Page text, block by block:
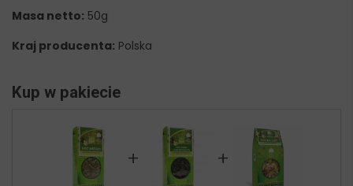
Masa netto: 50g
Kraj producenta: Polska
Kup w pakiecie
+ +